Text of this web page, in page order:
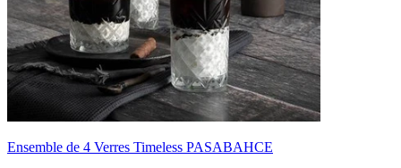
Ensemble de 4 Verres Timeless PASABAHCE